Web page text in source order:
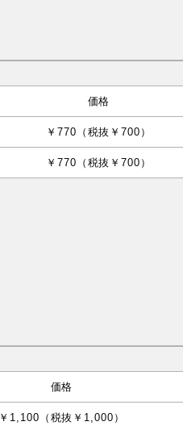
価格
￥770（税抜￥700）
￥770（税抜￥700）
価格
￥1,100（税抜￥1,000）